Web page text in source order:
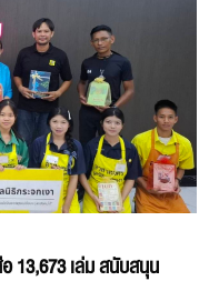
13,673 เล่ม สนับสนุน